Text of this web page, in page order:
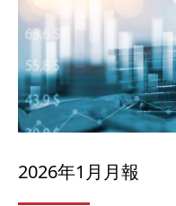
2026年1月月報